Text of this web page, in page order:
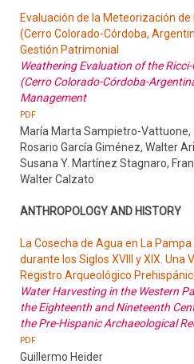
Evaluación de la Meteorización
(Cerro Colorado-Córdoba,
Gestión Patrimonial
Weathering Evaluation of the
(Cerro Colorado-Córdoba-
Management
PDF
María Marta Sampietro-Vattuone,
Rosario García Giménez, Walter
Susana Y. Martínez Stagnaro,
Walter Calzato
ANTHROPOLOGY AND HISTORY
La Cosecha de Agua en La
durante los Siglos XVIII y XIX. Una
Registro Arqueológico
Water Harvesting in the Western
the Eighteenth and Nineteenth
the Pre-Hispanic Archaeological
PDF
Guillermo Heider